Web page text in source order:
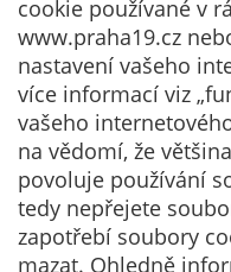
cookie používané v
www.praha19.cz
nastavení vašeho
více informací viz
vašeho
na vědomí, že
povoluje používání
tedy nepřejete
zapotřebí soubory
mazat. Ohledně
Reklamní
cookies
Reklamní cookies
používáme my
nebo naši partneři,
abychom Vám
mohli zobrazit
vhodné obsahy